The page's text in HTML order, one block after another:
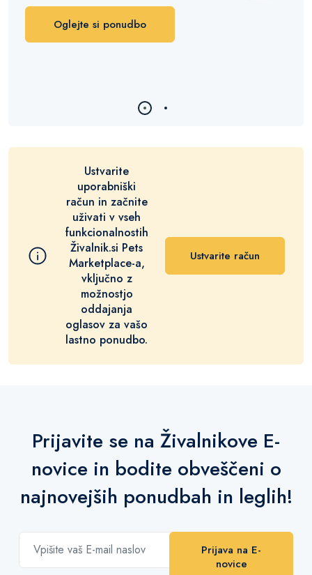
Oglejte si ponudbo
Ustvarite
uporabniški
račun in začnite
uživati v vseh
funkcionalnostih
Živalnik.si Pets
Marketplace-a,
vključno z
možnostjo
oddajanja
oglasov za vašo
lastno ponudbo.
Ustvarite račun
Prijavite se na Živalnikove E-
novice in bodite obveščeni o
najnovejših ponudbah in leglih!
Prijava na E-
novice